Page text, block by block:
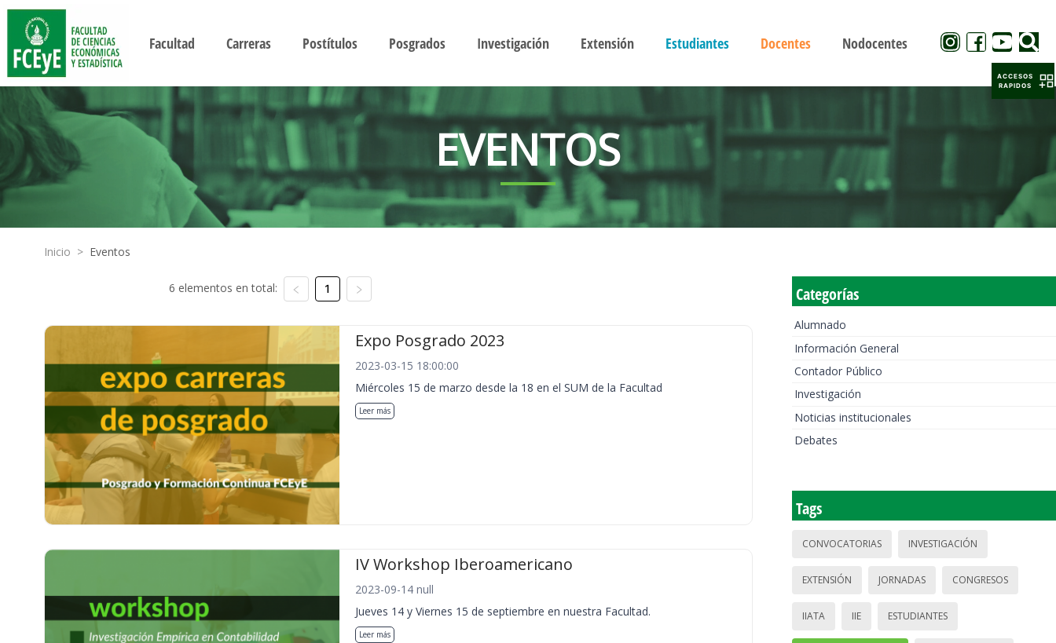
Facultad Carreras Postítulos Posgrados Investigación Extensión Estudiantes Docentes Nodocentes
EVENTOS
Inicio > Eventos
6 elementos en total: 1
Expo Posgrado 2023
2023-03-15 18:00:00
Miércoles 15 de marzo desde la 18 en el SUM de la Facultad
Leer más
IV Workshop Iberoamericano
2023-09-14 null
Jueves 14 y Viernes 15 de septiembre en nuestra Facultad.
Leer más
Categorías
Alumnado
Información General
Contador Público
Investigación
Noticias institucionales
Debates
Tags
CONVOCATORIAS INVESTIGACIÓN
EXTENSIÓN JORNADAS CONGRESOS
IIATA IIE ESTUDIANTES
ACCESOS
RAPIDOS